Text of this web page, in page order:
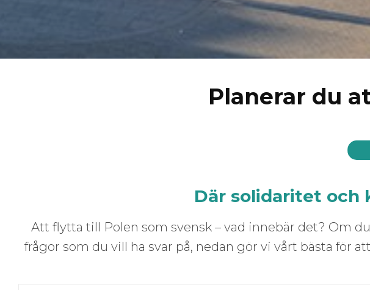
Planerar du
Där solidaritet
Att flytta till Polen som svensk – vad innebär det? Om
frågor som du vill ha svar på, nedan gör vi vårt bästa för